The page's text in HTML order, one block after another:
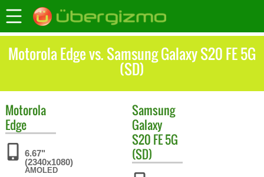
Motorola Edge vs. Samsung Galaxy S20 FE 5G
(SD)
Motorola
Edge
6.67"
(2340x1080)
AMOLED
Samsung
Galaxy
S20 FE 5G
(SD)